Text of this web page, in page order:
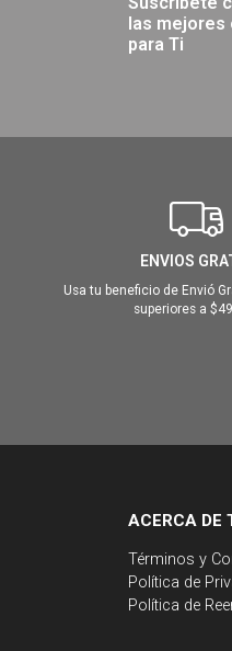
las mejores
para Ti
ENVIOS
Usa tu beneficio de Envió
superiores a
ACERCA DE
Términos y
Política de
Política de